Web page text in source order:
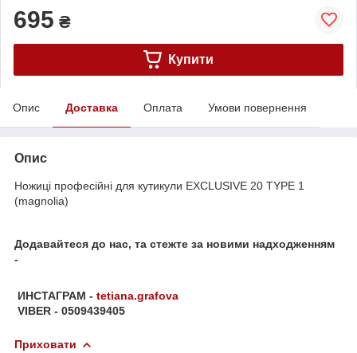
695 ₴
Купити
Опис Доставка Оплата Умови повернення
Опис
Ножиці професійні для кутикули EXCLUSIVE 20 TYPE 1
(magnolia)
Додавайтеся до нас, та стежте за новими надходженням
-
ИНСТАГРАМ - tetiana.grafova
VIBER - 0509439405
Приховати